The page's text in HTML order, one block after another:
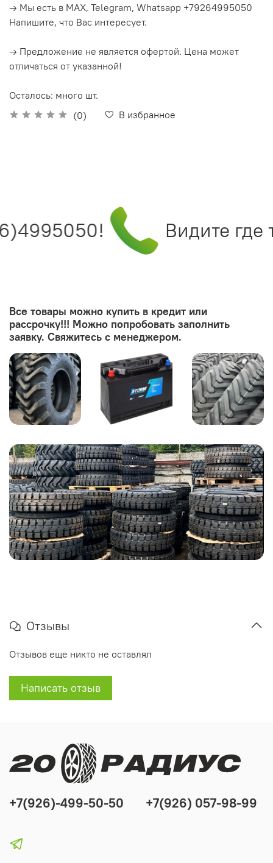
(0) В избранное
→ Мы есть в MAX, Telegram, Whatsapp +79264995050
Напишите, что Вас интересует.
→ Предложение не является офертой. Цена может
отличаться от указанной!
Осталось: много шт.
Видите
Все товары можно купить в кредит или
рассрочку!!! Можно попробовать заполнить
заявку. Свяжитесь с менеджером.
Отзывы
Отзывов еще никто не оставлял
Написать отзыв
+7(926)-499-50-50 +7(926) 057-98-99